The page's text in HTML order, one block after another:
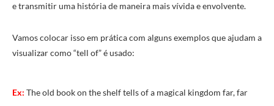
e transmitir uma história de maneira mais vívida e envolvente.
Vamos colocar isso em prática com alguns exemplos que ajudam a
visualizar como “tell of” é usado:
Ex: The old book on the shelf tells of a magical kingdom far, far